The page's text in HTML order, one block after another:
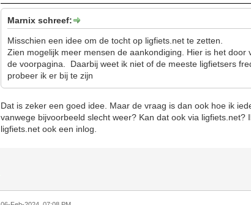
Marnix schreef:
Misschien een idee om de tocht op ligfiets.net te zetten.
Zien mogelijk meer mensen de aankondiging. Hier is het
de voorpagina. Daarbij weet ik niet of de meeste ligfietsers
probeer ik er bij te zijn
Dat is zeker een goed idee. Maar de vraag is dan ook hoe ik
vanwege bijvoorbeeld slecht weer? Kan dat ook via
ligfiets.net ook een inlog.